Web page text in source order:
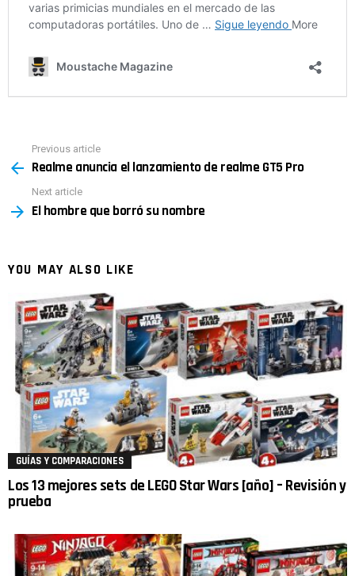
more
Previous article
Realme anuncia el lanzamiento de realme GT5 Pro
Next article
El hombre que borró su nombre
YOU MAY ALSO LIKE
GUÍAS Y COMPARACIONES
Los 13 mejores sets de LEGO Star Wars [año] – Revisión y
prueba